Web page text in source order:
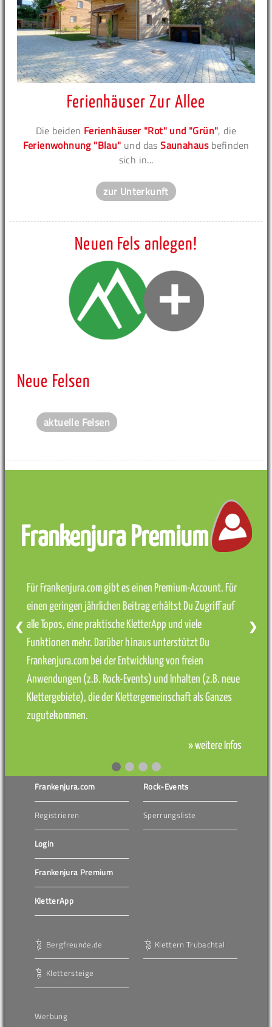
Ferienhäuser Zur Allee
Die beiden Ferienhäuser "Rot" und "Grün", die
Ferienwohnung "Blau" und dasSaunahausbefinden
sich in...
zur Unterkunft
Neuen Fels anlegen!
Neue Felsen
aktuelle Felsen
Frankenjura Premium
Für Frankenjura.com gibt es einen Premium-Account. Für
einen geringen jährlichen Beitrag erhältst Du Zugriff auf
alle Topos, eine praktische KletterApp und viele
Funktionen mehr. Darüber hinaus unterstützt Du
Frankenjura.com bei der Entwicklung von freien
Anwendungen (z.B. Rock-Events) und Inhalten (z.B. neue
Klettergebiete), die der Klettergemeinschaft als Ganzes
zugutekommen.
» weitere Infos
❮ ❯
Frankenjura.com
Registrieren
Login
Frankenjura Premium
KletterApp
Rock-Events
Sperrungsliste
Bergfreunde.de
Klettersteige
Klettern Trubachtal
Werbung